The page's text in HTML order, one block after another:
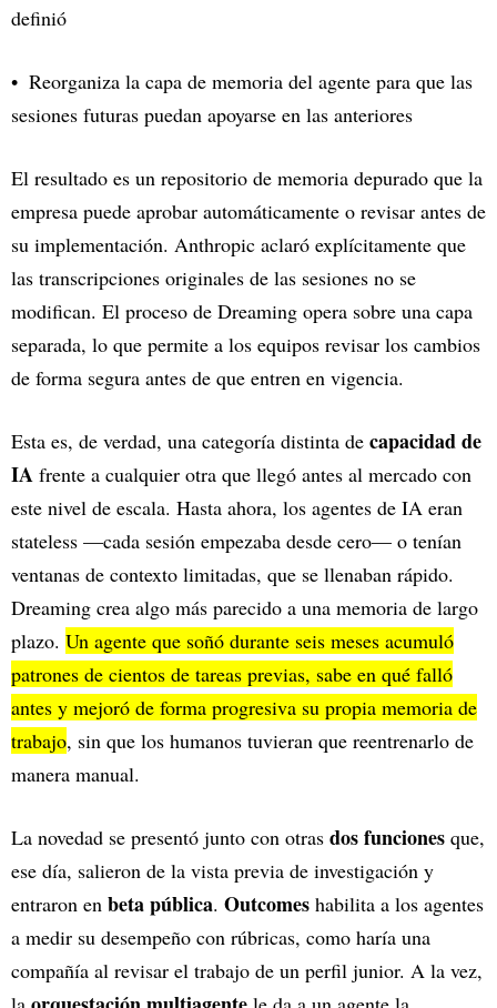
definió
Reorganiza la capa de memoria del agente para que las
sesiones futuras puedan apoyarse en las anteriores
El resultado es un repositorio de memoria depurado que la
empresa puede aprobar automáticamente o revisar antes de
su implementación. Anthropic aclaró explícitamente que
las transcripciones originales de las sesiones no se
modifican. El proceso de Dreaming opera sobre una capa
separada, lo que permite a los equipos revisar los cambios
de forma segura antes de que entren en vigencia.
Esta es, de verdad, una categoría distinta de capacidad de
IA frente a cualquier otra que llegó antes al mercado con
este nivel de escala. Hasta ahora, los agentes de IA eran
stateless —cada sesión empezaba desde cero— o tenían
ventanas de contexto limitadas, que se llenaban rápido.
Dreaming crea algo más parecido a una memoria de largo
plazo. Un agente que soñó durante seis meses acumuló
patrones de cientos de tareas previas, sabe en qué falló
antes y mejoró de forma progresiva su propia memoria de
trabajo, sin que los humanos tuvieran que reentrenarlo de
manera manual.
La novedad se presentó junto con otras dos funciones que,
ese día, salieron de la vista previa de investigación y
entraron en beta pública. Outcomes habilita a los agentes
a medir su desempeño con rúbricas, como haría una
compañía al revisar el trabajo de un perfil junior. A la vez,